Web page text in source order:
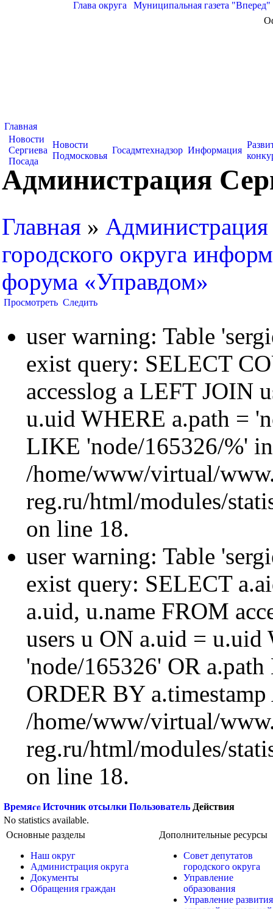
Глава округа Муниципальная газета "Вперед"
Главная
Новости
Сергиева
Посада
Новости
Подмосковья
Госадмтехнадзор Информация
Администрация
Главная » Администрация
городского округа
форума «Управдом»
Просмотреть Следить
user warning: Table
exist query: SELECT
accesslog a LEFT JOIN
u.uid WHERE a.path =
LIKE 'node/165326/%' in
/home/www/virtual/
reg.ru/html/modules/
on line 18.
user warning: Table
exist query: SELECT
a.uid, u.name FROM
users u ON a.uid = u.uid
'node/165326' OR
ORDER BY
/home/www/virtual/
reg.ru/html/modules/
on line 18.
Время Источник отсылки Пользователь Действия
No statistics available.
Основные разделы
Наш округ
Администрация округа
Документы
Обращения граждан
Дополнительные ресурсы
Совет депутатов
городского округа
Управление
образования
Управление развития